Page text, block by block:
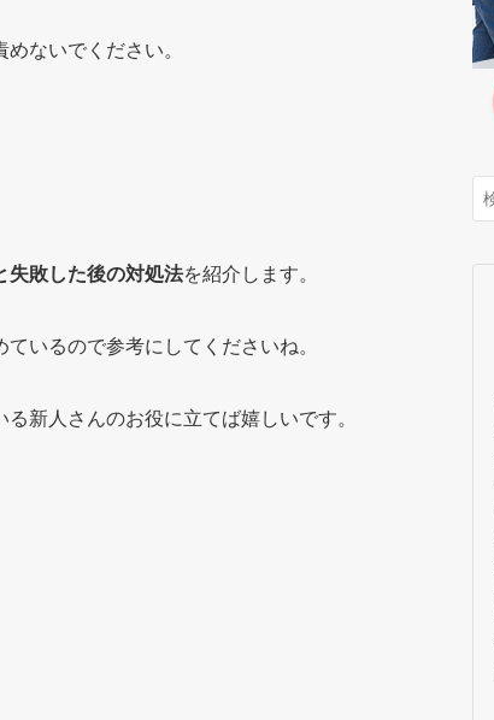
ないでください。
失敗した後の対処法を紹介します。
ているので参考にしてくださいね。
新人さんのお役に立てば嬉しいです。